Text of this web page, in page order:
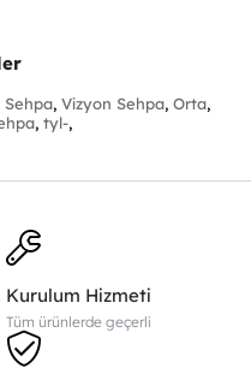
, Vizyon Sehpa, Orta,
, tyl-,
Kurulum Hizmeti
Tüm ürünlerde geçerli